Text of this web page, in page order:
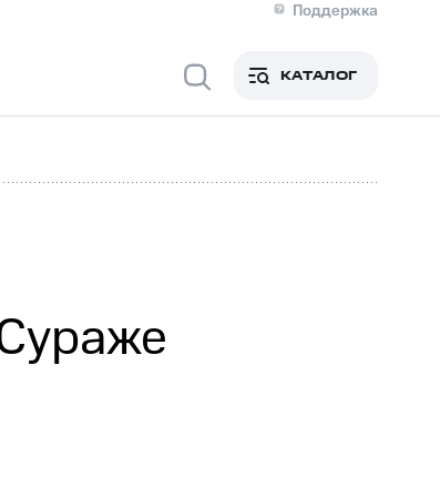
Поддержка
Медиа-центр
в регионе
Рынок акций
КАТАЛОГ